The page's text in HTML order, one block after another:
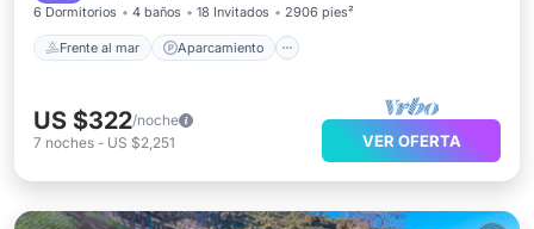
6 Dormitorios 4 baños 18 Invitados 2906 pies²
Frente al mar Aparcamiento
US $322/noche
7 noches - US $2,251 VER OFERTA